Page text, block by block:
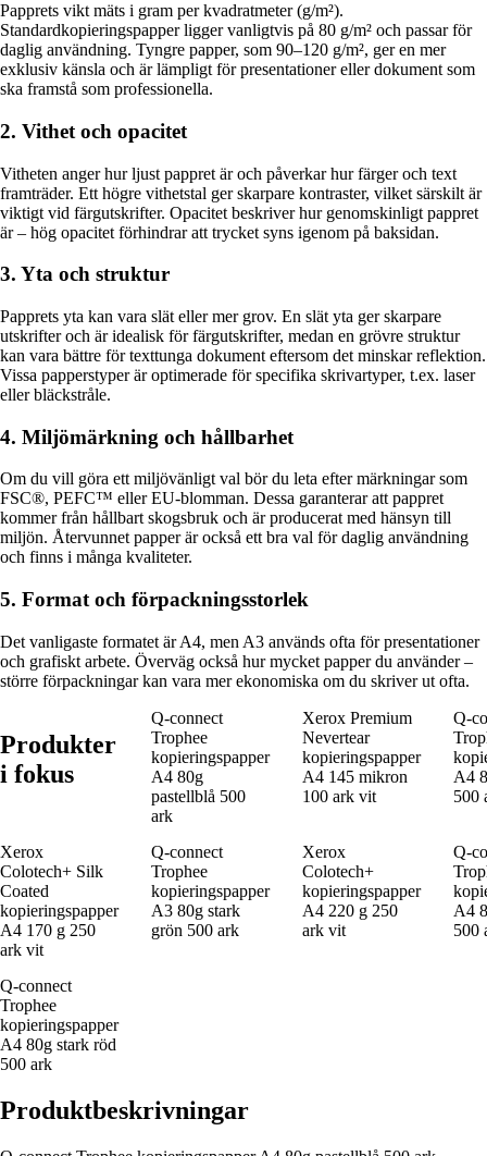
Papprets vikt mäts i gram per kvadratmeter (g/m²).
Standardkopieringspapper ligger vanligtvis på 80 g/m² och passar för
daglig användning. Tyngre papper, som 90–120 g/m², ger en mer
exklusiv känsla och är lämpligt för presentationer eller dokument som
ska framstå som professionella.
2. Vithet och opacitet
Vitheten anger hur ljust pappret är och påverkar hur färger och text
framträder. Ett högre vithetstal ger skarpare kontraster, vilket särskilt är
viktigt vid färgutskrifter. Opacitet beskriver hur genomskinligt pappret
är – hög opacitet förhindrar att trycket syns igenom på baksidan.
3. Yta och struktur
Papprets yta kan vara slät eller mer grov. En slät yta ger skarpare
utskrifter och är idealisk för färgutskrifter, medan en grövre struktur
kan vara bättre för texttunga dokument eftersom det minskar reflektion.
Vissa papperstyper är optimerade för specifika skrivartyper, t.ex. laser
eller bläckstråle.
4. Miljömärkning och hållbarhet
Om du vill göra ett miljövänligt val bör du leta efter märkningar som
FSC®, PEFC™ eller EU-blomman. Dessa garanterar att pappret
kommer från hållbart skogsbruk och är producerat med hänsyn till
miljön. Återvunnet papper är också ett bra val för daglig användning
och finns i många kvaliteter.
5. Format och förpackningsstorlek
Det vanligaste formatet är A4, men A3 används ofta för presentationer
och grafiskt arbete. Överväg också hur mycket papper du använder –
större förpackningar kan vara mer ekonomiska om du skriver ut ofta.
Produkter
i fokus
Q-connect
Trophee
kopieringspapper
A4 80g
pastellblå 500
ark
Xerox Premium
Nevertear
kopieringspapper
A4 145 mikron
100 ark vit
Q-
A4
500
Xerox
Colotech+ Silk
Coated
kopieringspapper
A4 170 g 250
ark vit
Q-connect
Trophee
kopieringspapper
A3 80g stark
grön 500 ark
Xerox
Colotech+
kopieringspapper
A4 220 g 250
ark vit
Q-
A4
500
Q-connect
Trophee
kopieringspapper
A4 80g stark röd
500 ark
Produktbeskrivningar